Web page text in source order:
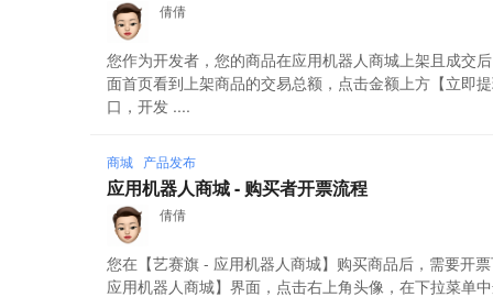
倩倩
您作为开发者，您的商品在应用机器人商城上架且成交
面首页看到上架商品的交易总额，点击金额上方【立即
口，开发 ....
商城 产品发布
应用机器人商城 - 购买者开票流程
倩倩
您在【艺赛旗 - 应用机器人商城】购买商品后，需要开
应用机器人商城】界面，点击右上角头像，在下拉菜单